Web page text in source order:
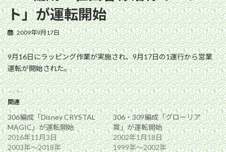
ト」が運転開始
2009年9月17日
9月16日にラッピング作業が実施され、9月17日の1運行から営業
運転が開始された。
関連
306編成「Disney CRYSTAL
MAGIC」が運転開始
2016年11月3日
2003年〜2018年
306・309編成「グローリア
賞」が運転開始
2002年1月18日
1999年〜2002年